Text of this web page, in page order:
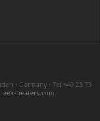
• Germany • Tel +49 23 73
keerf@liam